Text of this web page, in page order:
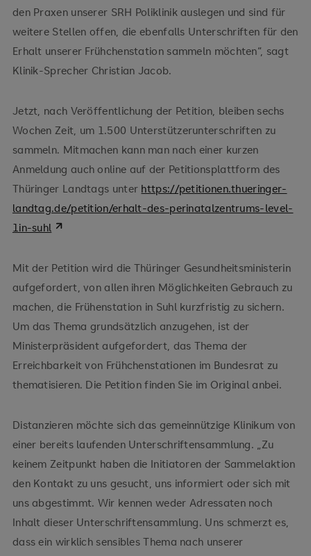
den Praxen unserer SRH Poliklinik auslegen und sind für
weitere Stellen offen, die ebenfalls Unterschriften für den
Erhalt unserer Frühchenstation sammeln möchten“, sagt
Klinik-Sprecher Christian Jacob.
Jetzt, nach Veröffentlichung der Petition, bleiben sechs
Wochen Zeit, um 1.500 Unterstützerunterschriften zu
sammeln. Mitmachen kann man nach einer kurzen
Anmeldung auch online auf der Petitionsplattform des
Thüringer Landtags unter https://petitionen.thueringer-
landtag.de/petition/erhalt-des-perinatalzentrums-level-
1in-suhl
Mit der Petition wird die Thüringer Gesundheitsministerin
aufgefordert, von allen ihren Möglichkeiten Gebrauch zu
machen, die Frühenstation in Suhl kurzfristig zu sichern.
Um das Thema grundsätzlich anzugehen, ist der
Ministerpräsident aufgefordert, das Thema der
Erreichbarkeit von Frühchenstationen im Bundesrat zu
thematisieren. Die Petition finden Sie im Original anbei.
Distanzieren möchte sich das gemeinnützige Klinikum von
einer bereits laufenden Unterschriftensammlung. „Zu
keinem Zeitpunkt haben die Initiatoren der Sammelaktion
den Kontakt zu uns gesucht, uns informiert oder sich mit
uns abgestimmt. Wir kennen weder Adressaten noch
Inhalt dieser Unterschriftensammlung. Uns schmerzt es,
dass ein wirklich sensibles Thema nach unserer